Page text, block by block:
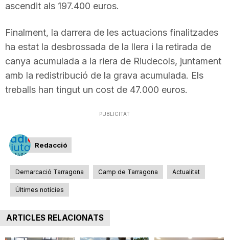
ascendit als 197.400 euros.
Finalment, la darrera de les actuacions finalitzades
ha estat la desbrossada de la llera i la retirada de
canya acumulada a la riera de Riudecols, juntament
amb la redistribució de la grava acumulada. Els
treballs han tingut un cost de 47.000 euros.
PUBLICITAT
Redacció
Demarcació Tarragona Camp de Tarragona Actualitat
Últimes notícies
ARTICLES RELACIONATS